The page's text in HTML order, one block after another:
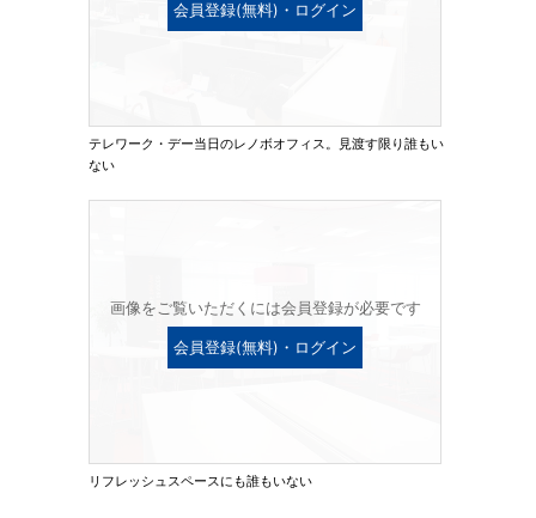
会員登録(無料)・ログイン
テレワーク・デー当日のレノボオフィス。見渡す限り誰もい
ない
画像をご覧いただくには会員登録が必要です
会員登録(無料)・ログイン
リフレッシュスペースにも誰もいない